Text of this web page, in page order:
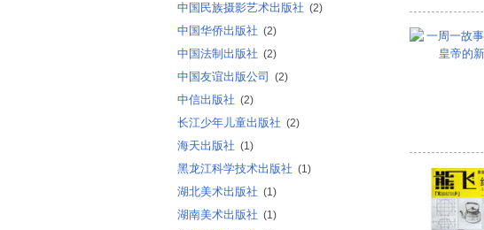
中国民族摄影艺术出版社 (2)
中国华侨出版社 (2)
中国法制出版社 (2)
中国友谊出版公司 (2)
中信出版社 (2)
长江少年儿童出版社 (2)
海天出版社 (1)
黑龙江科学技术出版社 (1)
湖北美术出版社 (1)
湖南美术出版社 (1)